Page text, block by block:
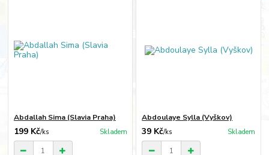
Abdallah Sima (Slavia Praha)
199 Kč/ks Skladem
Abdoulaye Sylla (Vyškov)
39 Kč/ks Skladem